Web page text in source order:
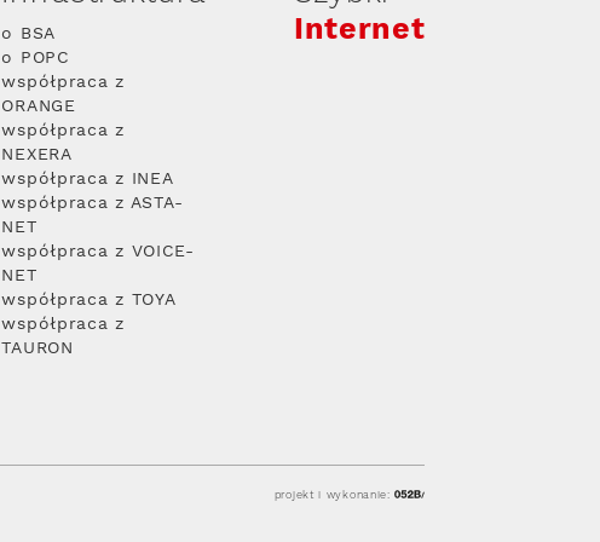
o BSA
o POPC
współpraca z
ORANGE
współpraca z
NEXERA
współpraca z INEA
współpraca z ASTA-
NET
współpraca z VOICE-
NET
współpraca z TOYA
współpraca z
TAURON
Internet
projekt i wykonanie: